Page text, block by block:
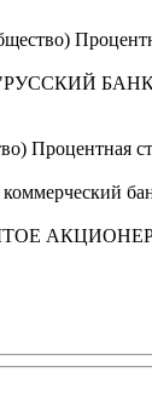
"РУССКИЙ
Процентная